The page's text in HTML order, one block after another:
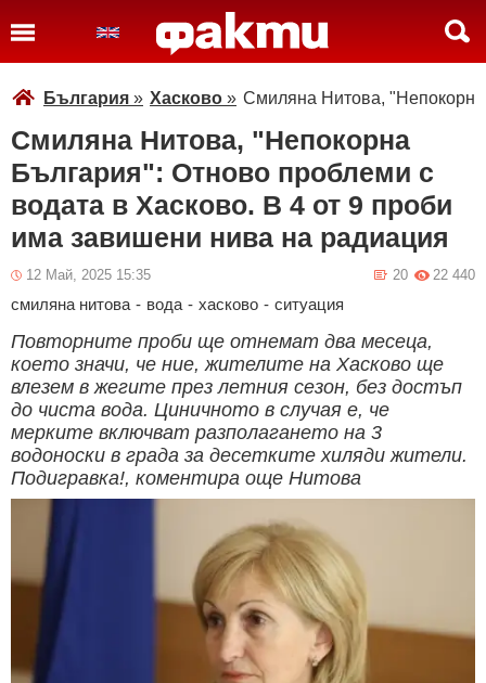
България » Хасково » Смиляна Нитова,
Смиляна Нитова, "Непокорна
България": Отново проблеми с
водата в Хасково. В 4 от 9 проби
има завишени нива на радиация
12 Май, 2025 15:35 22 440
20
смиляна нитова - вода - хасково - ситуация
Повторните проби ще отнемат два месеца,
което значи, че ние, жителите на Хасково ще
влезем в жегите през летния сезон, без достъп
до чиста вода. Циничното в случая е, че
мерките включват разполагането на 3
водоноски в града за десетките хиляди жители.
Подигравка!, коментира още Нитова